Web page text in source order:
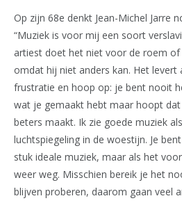
Op zijn 68e denkt Jean-Michel Jarre
“Muziek is voor mij een soort
artiest doet het niet voor de roem
omdat hij niet anders kan. Het levert
frustratie en hoop op: je bent nooit
wat je gemaakt hebt maar hoopt
beters maakt. Ik zie goede muziek
luchtspiegeling in de woestijn. Je
stuk ideale muziek, maar als het
weer weg. Misschien bereik je het
blijven proberen, daarom gaan veel